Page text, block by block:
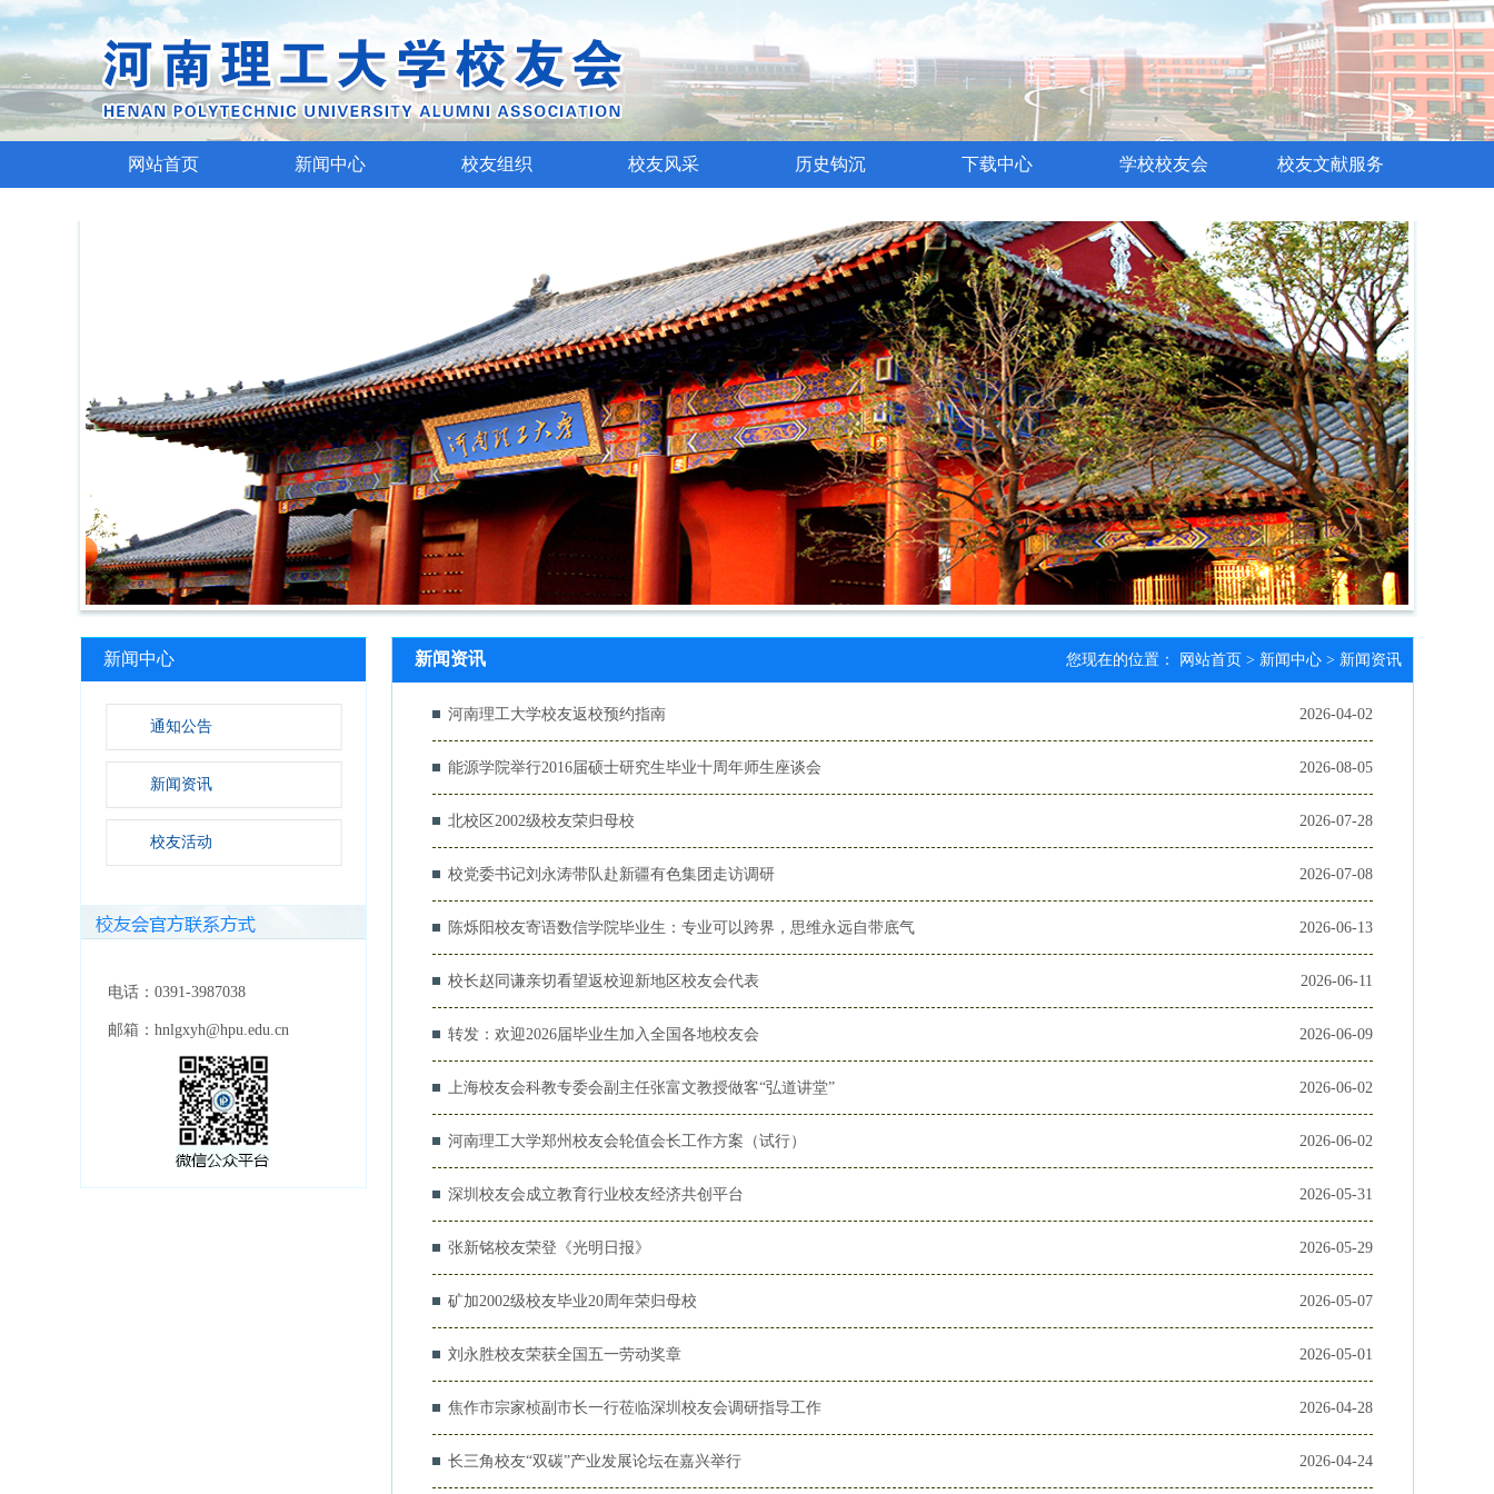
网站首页 新闻中心 校友组织 校友风采 历史钩沉 下载中心 学校校友会 校友文献服务
新闻中心
通知公告
新闻资讯
校友活动
电话：0391-3987038
邮箱：hnlgxyh@hpu.edu.cn
新闻资讯 您现在的位置： 网站首页 > 新闻中心 > 新闻资讯
河南理工大学校友返校预约指南 2026-04-02
能源学院举行2016届硕士研究生毕业十周年师生座谈会 2026-08-05
北校区2002级校友荣归母校 2026-07-28
校党委书记刘永涛带队赴新疆有色集团走访调研 2026-07-08
陈烁阳校友寄语数信学院毕业生：专业可以跨界，思维永远自带底气 2026-06-13
校长赵同谦亲切看望返校迎新地区校友会代表 2026-06-11
转发：欢迎2026届毕业生加入全国各地校友会 2026-06-09
上海校友会科教专委会副主任张富文教授做客“弘道讲堂” 2026-06-02
河南理工大学郑州校友会轮值会长工作方案（试行） 2026-06-02
深圳校友会成立教育行业校友经济共创平台 2026-05-31
张新铭校友荣登《光明日报》 2026-05-29
矿加2002级校友毕业20周年荣归母校 2026-05-07
刘永胜校友荣获全国五一劳动奖章 2026-05-01
焦作市宗家桢副市长一行莅临深圳校友会调研指导工作 2026-04-28
长三角校友“双碳”产业发展论坛在嘉兴举行 2026-04-24